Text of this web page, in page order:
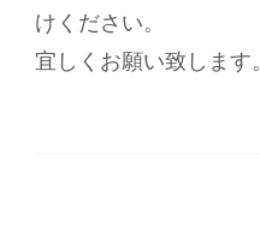
けください。
宜しくお願い致します。